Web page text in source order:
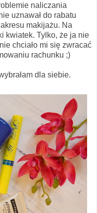
naliczania
uznawał do rabatu
makijażu. Na
kwiatek. Tylko, że ja nie
chciało mi się zwracać
rachunku ;)
dla siebie.